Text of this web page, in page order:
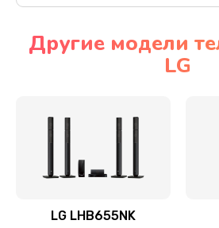
Ремонт механики
Ремонт / замена кнопок,
Другие модели
LG
LG LHB655NK